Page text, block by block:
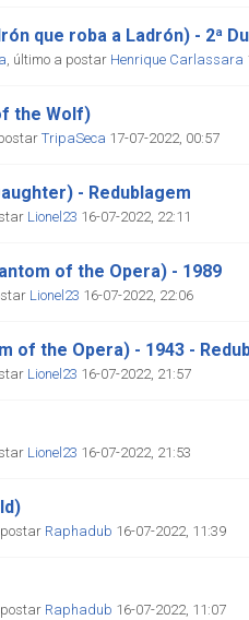
que roba a Ladrón) - 2ª
, último a postar Henrique Carlassara
the Wolf)
TripaSeca 17-07-2022, 00:57
- Redublagem
Lionel23 16-07-2022, 22:11
of the Opera) - 1989
Lionel23 16-07-2022, 22:06
of the Opera) - 1943 -
Lionel23 16-07-2022, 21:57
Lionel23 16-07-2022, 21:53
Raphadub 16-07-2022, 11:39
Raphadub 16-07-2022, 11:07